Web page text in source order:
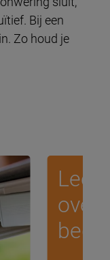
Bij een
Zo houd je
over